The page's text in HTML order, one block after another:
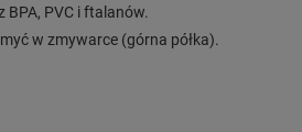
BPA, PVC i ftalanów.
w zmywarce (górna półka).